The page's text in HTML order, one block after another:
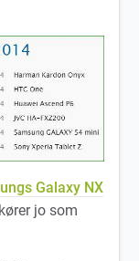
Galaxy NX
jo som